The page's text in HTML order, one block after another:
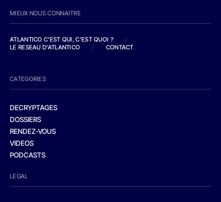
MIEUX NOUS CONNAITRE
ATLANTICO C'EST QUI, C'EST QUOI ?
/
LE RESEAU D'ATLANTICO
/ CONTACT
CATEGORIES
DECRYPTAGES
DOSSIERS
RENDEZ-VOUS
VIDEOS
PODCASTS
LEGAL